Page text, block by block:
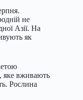
не
Азії. На
як
яке вживають
Рослина